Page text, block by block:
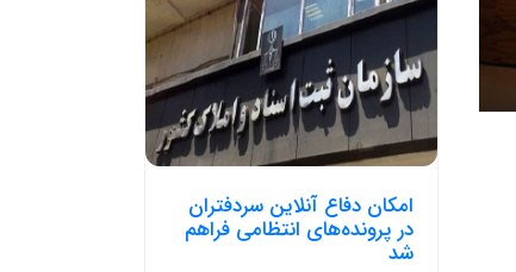
امکان دفاع آنلاین سردفتران
در پرونده‌های انتظامی فراهم
شد